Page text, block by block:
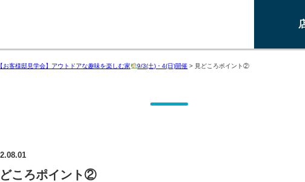
【お客様邸見学会】アウトドアな趣味を楽しむ家 9/3(土)・4(日)開催 > 見どころポイント②
ころポイント②